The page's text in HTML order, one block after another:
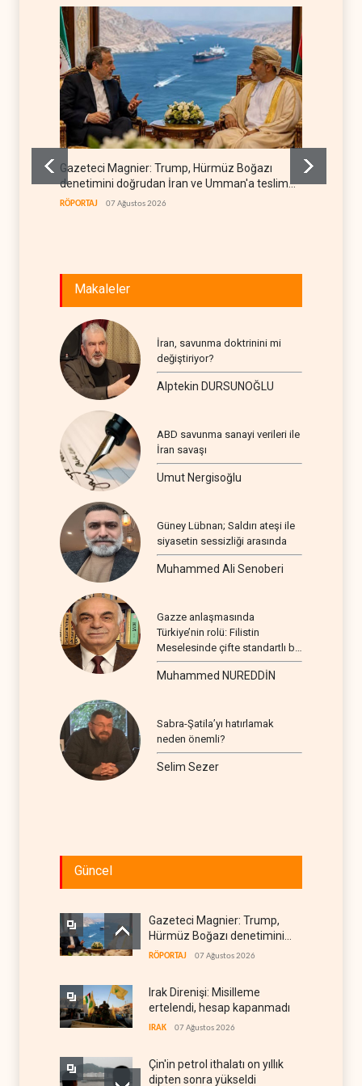
Gazeteci Magnier: Trump, Hürmüz Boğazı
denetimini doğrudan İran ve Umman'a teslim
etti
RÖPORTAJ 07 Ağustos 2026
Makaleler
İran, savunma doktrinini mi
değiştiriyor?
Alptekin DURSUNOĞLU
ABD savunma sanayi verileri ile
İran savaşı
Umut Nergisoğlu
Güney Lübnan; Saldırı ateşi ile
siyasetin sessizliği arasında
Muhammed Ali Senoberi
Gazze anlaşmasında
Türkiye’nin rolü: Filistin
Meselesinde çifte standartlı bir
seyir
Muhammed NUREDDİN
Sabra-Şatila’yı hatırlamak
neden önemli?
Selim Sezer
Güncel
Gazeteci Magnier: Trump,
Hürmüz Boğazı denetimini
doğrudan İran ve Umman'a
RÖPORTAJ 07 Ağustos 2026
Irak Direnişi: Misilleme
ertelendi, hesap kapanmadı
IRAK 07 Ağustos 2026
Çin'in petrol ithalatı on yıllık
dipten sonra yükseldi